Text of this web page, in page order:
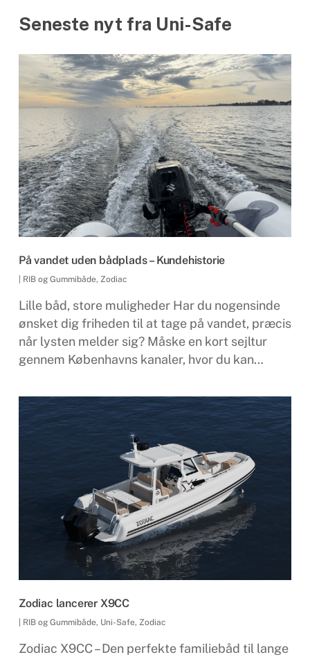
Seneste nyt fra Uni-Safe
På vandet uden bådplads – Kundehistorie
RIB og Gummibåde, Zodiac
Lille båd, store muligheder Har du nogensinde
ønsket dig friheden til at tage på vandet, præcis
når lysten melder sig? Måske en kort sejltur
gennem Københavns kanaler, hvor du kan…
Zodiac lancerer X9CC
RIB og Gummibåde, Uni-Safe, Zodiac
Zodiac X9CC – Den perfekte familiebåd til lange